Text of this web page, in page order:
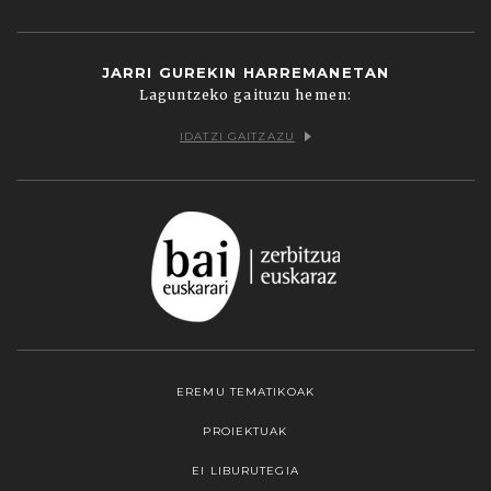
JARRI GUREKIN HARREMANETAN
Laguntzeko gaituzu hemen:
IDATZI GAITZAZU
EREMU TEMATIKOAK
PROIEKTUAK
EI LIBURUTEGIA